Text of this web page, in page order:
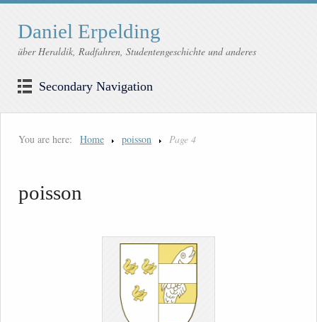
Daniel Erpelding
über Heraldik, Radfahren, Studentengeschichte und anderes
Secondary Navigation
You are here: Home poisson Page 4
poisson